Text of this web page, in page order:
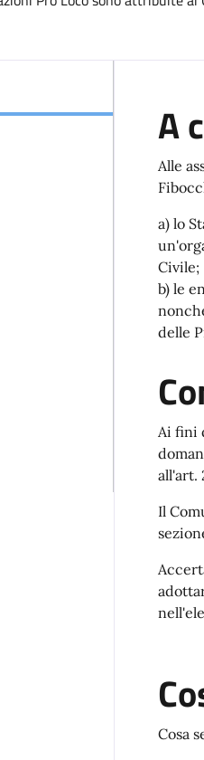
A
Alle
a) lo
Civile;
b) le
delle
Ai fini
all'art.
Il
Cosa